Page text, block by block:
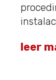
leer